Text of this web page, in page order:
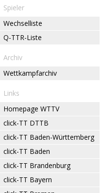
Spieler
Wechselliste
Q-TTR-Liste
Archiv
Wettkampfarchiv
Links
Homepage WTTV
click-TT DTTB
click-TT Baden-Württemberg
click-TT Baden
click-TT Brandenburg
click-TT Bayern